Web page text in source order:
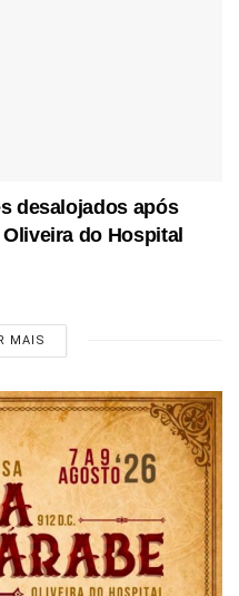
desalojados após
do Hospital
MAIS